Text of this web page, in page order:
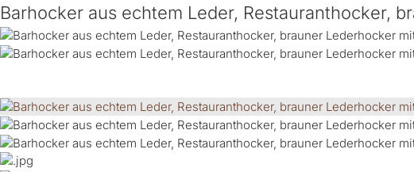
Barhocker aus echtem Leder, Restauranthocker,